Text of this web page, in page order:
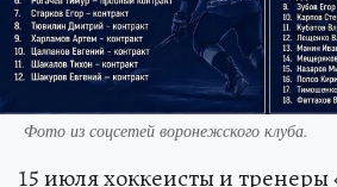
Фото из соцсетей воронежского клуба.
15 июля хоккеисты и тренеры